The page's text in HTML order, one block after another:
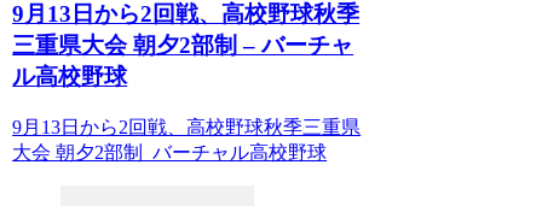
9月13日から2回戦、高校野球秋季
三重県大会 朝夕2部制 – バーチャ
ル高校野球
9月13日から2回戦、高校野球秋季三重県
大会 朝夕2部制 バーチャル高校野球